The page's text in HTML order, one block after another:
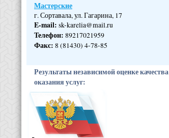
Мастерские
г. Сортавала, ул. Гагарина, 17
E-mail: sk-karelia@mail.ru
Телефон: 89217021959
Факс: 8 (81430) 4-78-85
Результаты независимой оценке качества
оказания услуг: